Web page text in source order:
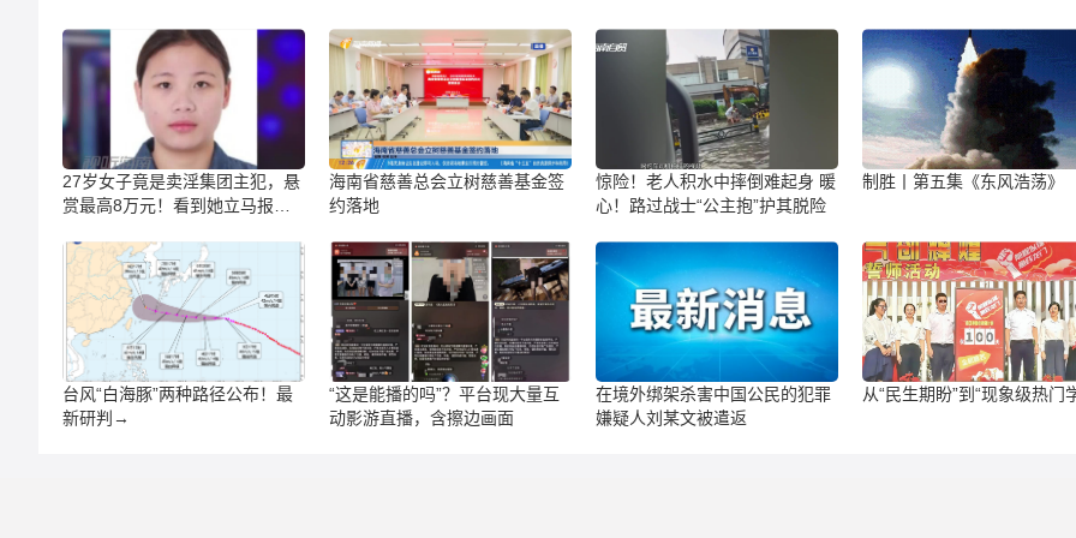
27岁女子竟是卖淫集团主犯，悬
赏最高8万元！看到她立马报
海南省慈善总会立树慈善基金签
约落地
惊险！老人积水中摔倒难起身 暖
心！路过战士“公主抱”护其脱险
制胜丨第五集《东风浩荡》
台风“白海豚”两种路径公布！最
新研判→
“这是能播的吗”？平台现大量互
动影游直播，含擦边画面
在境外绑架杀害中国公民的犯罪
嫌疑人刘某文被遣返
从“民生期盼”到“现象级热门